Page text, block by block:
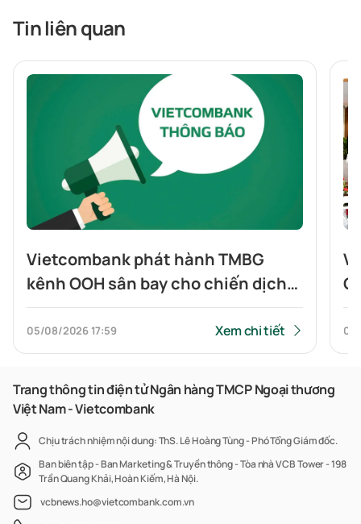
Tin liên quan
Vietcombank phát hành TMBG
kênh OOH sân bay cho chiến dịch
du lịch hè thúc đẩy sử dụng các
dịch vụ di chuyển và thanh toán QR
xuyên biên giới
05/08/2026 17:59 Xem chi tiết
Trang thông tin điện tử Ngân hàng TMCP Ngoại thương
Việt Nam - Vietcombank
Chịu trách nhiệm nội dung: ThS. Lê Hoàng Tùng - Phó Tổng Giám đốc.
Ban biên tập - Ban Marketing & Truyền thông - Tòa nhà VCB Tower - 198
Trần Quang Khải, Hoàn Kiếm, Hà Nội.
vcbnews.ho@vietcombank.com.vn